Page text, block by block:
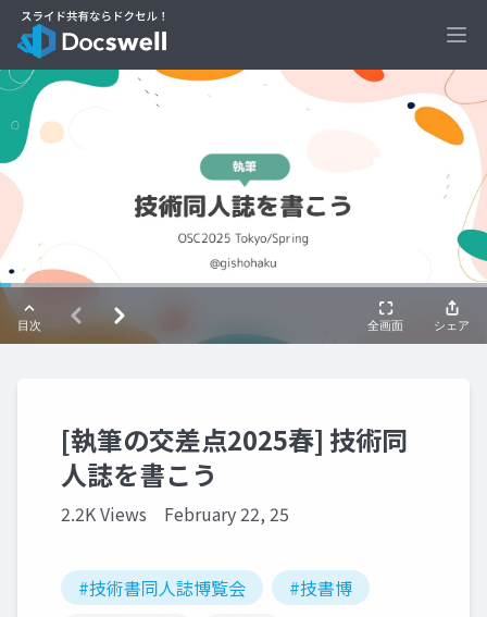
[執筆の交差点2025春] 技術同
人誌を書こう
2.2K Views February 22, 25
#技術書同人誌博覧会
#技書博